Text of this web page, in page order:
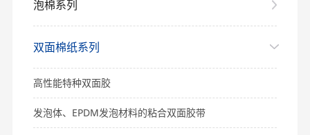
泡棉系列
双面棉纸系列
高性能特种双面胶
发泡体、EPDM发泡材料的粘合双面胶带